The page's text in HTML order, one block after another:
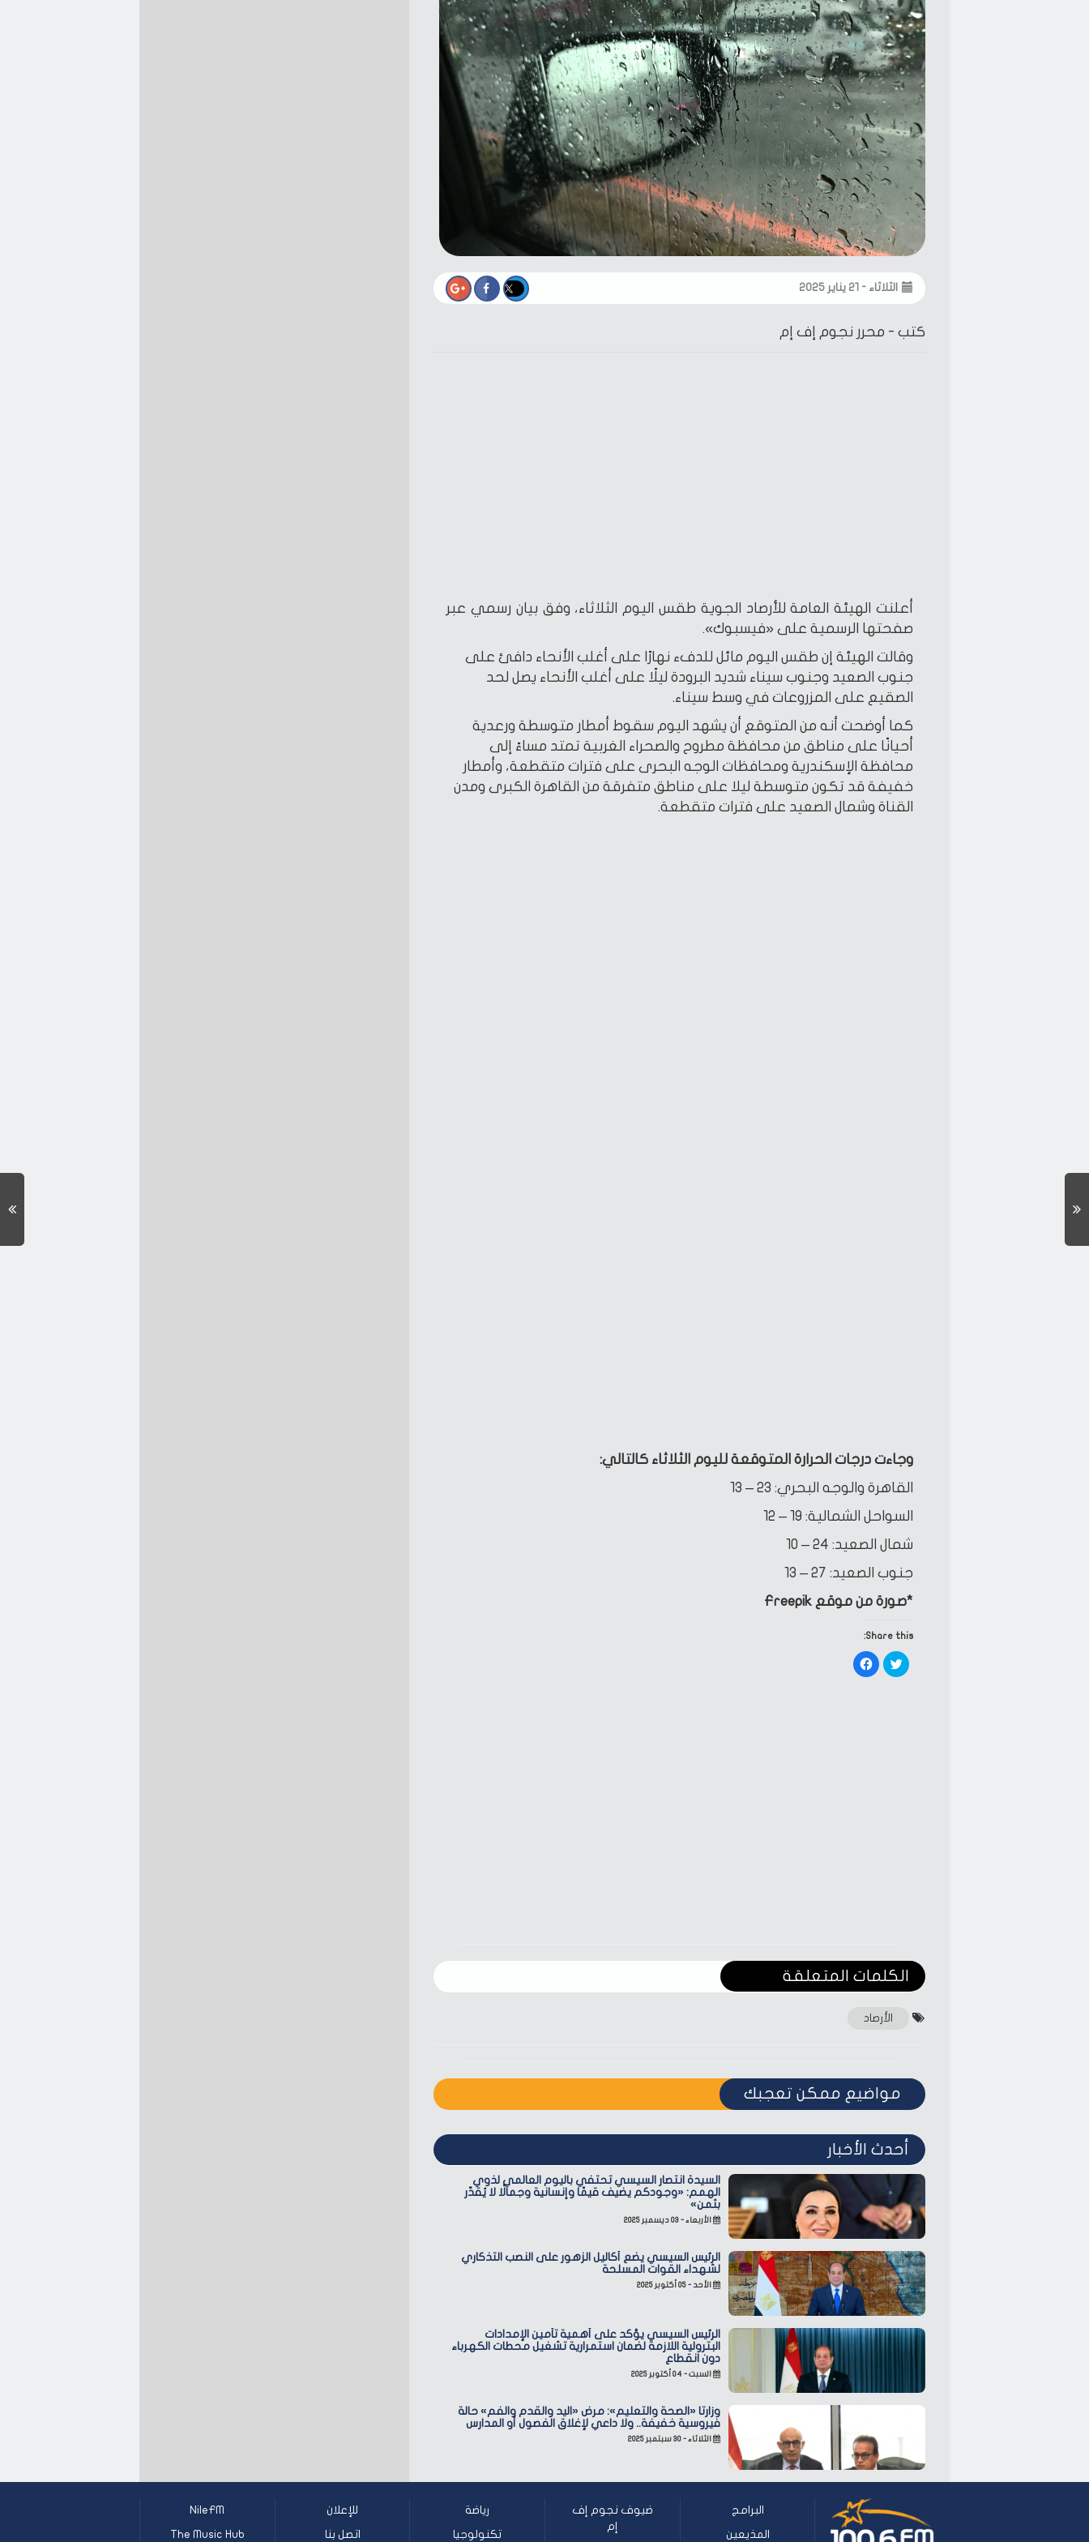
الثلاثاء - ٢١ يناير ٢٠٢٥
كتب - محرر نجوم إف إم
أعلنت الهيئة العامة للأرصاد الجوية طقس اليوم الثلاثاء، وفق بيان رسمي عبر
صفحتها الرسمية على «فيسبوك».
وقالت الهيئة إن طقس اليوم مائل للدفء نهارًا على أغلب الأنحاء دافئ على
جنوب الصعيد وجنوب سيناء شديد البرودة ليلًا على أغلب الأنحاء يصل لحد
الصقيع على المزروعات في وسط سيناء.
كما أوضحت أنه من المتوقع أن يشهد اليوم سقوط أمطار متوسطة ورعدية
أحيانًا على مناطق من محافظة مطروح والصحراء الغربية تمتد مساءً إلى
محافظة الإسكندرية ومحافظات الوجه البحرى على فترات متقطعة، وأمطار
خفيفة قد تكون متوسطة ليلا على مناطق متفرقة من القاهرة الكبرى ومدن
القناة وشمال الصعيد على فترات متقطعة.
وجاءت درجات الحرارة المتوقعة لليوم الثلاثاء كالتالي:
القاهرة والوجه البحري: 23 – 13
السواحل الشمالية: 19 – 12
شمال الصعيد: 24 – 10
جنوب الصعيد: 27 – 13
*صورة من موقع Freepik
Share this:
Click
to
share
Click
to
الكلمات المتعلقة‎
الأرصاد
مواضيع ممكن تعجبك
أحدث الأخبار
السيدة انتصار السيسي تحتفي باليوم العالمي لذوي
الهمم: «وجودكم يضيف قيمًا وإنسانية وجمالًا لا يُقدّر
بثمن»
الأربعاء - ٠٣ ديسمبر ٢٠٢٥
الرئيس السيسي يضع أكاليل الزهور على النصب التذكاري
لشهداء القوات المسلحة
الأحد - ٠٥ أكتوبر ٢٠٢٥
الرئيس السيسي يؤكد على أهمية تأمين الإمدادات
البترولية اللازمة لضمان استمرارية تشغيل محطات الكهرباء
دون انقطاع
السبت - ٠٤ أكتوبر ٢٠٢٥
وزارتا «الصحة والتعليم»: مرض «اليد والقدم والفم» حالة
فيروسية خفيفة.. ولا داعي لإغلاق الفصول أو المدارس
الثلاثاء - ٣٠ سبتمبر ٢٠٢٥
البرامج
المذيعين
ضيوف نجوم إف
إم
رياضة
تكنولوجيا
للإعلان
اتصل بنا
NileFM
The Music Hub